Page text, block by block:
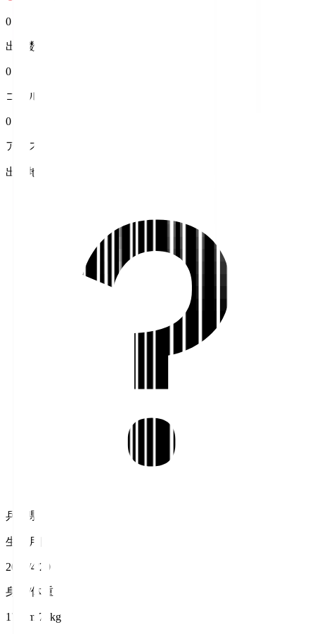
0
出場数
0
ゴール
0
アシスト
出身地
兵庫県
生年月日
2009/4/20
身長/体重
171cm/73kg